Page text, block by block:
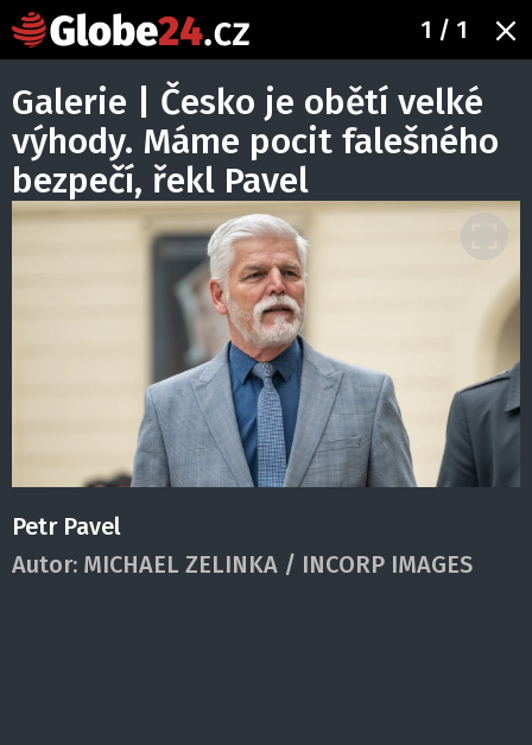
1 / 1
Galerie | Česko je obětí velké
výhody. Máme pocit falešného
bezpečí, řekl Pavel
Petr Pavel
Autor: MICHAEL ZELINKA / INCORP IMAGES